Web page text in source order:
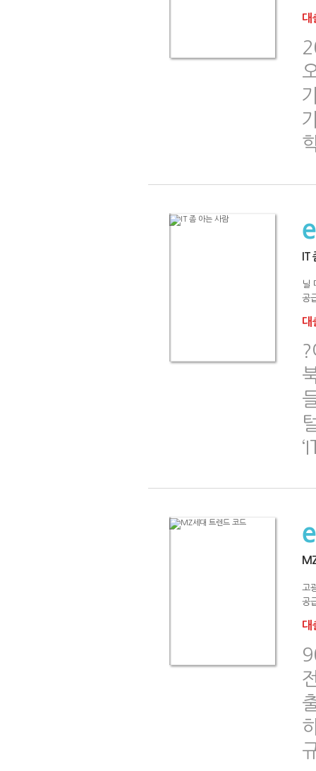
대
IT
닐
공
대
고
공
대